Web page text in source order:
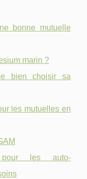
bonne mutuelle
marin ?
bien choisir sa
les mutuelles en
pour les auto-